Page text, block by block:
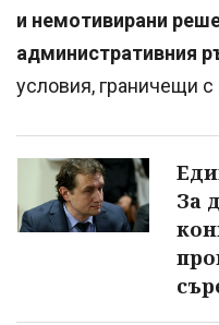
и немотивирани
административния
условия, граничещи с
За